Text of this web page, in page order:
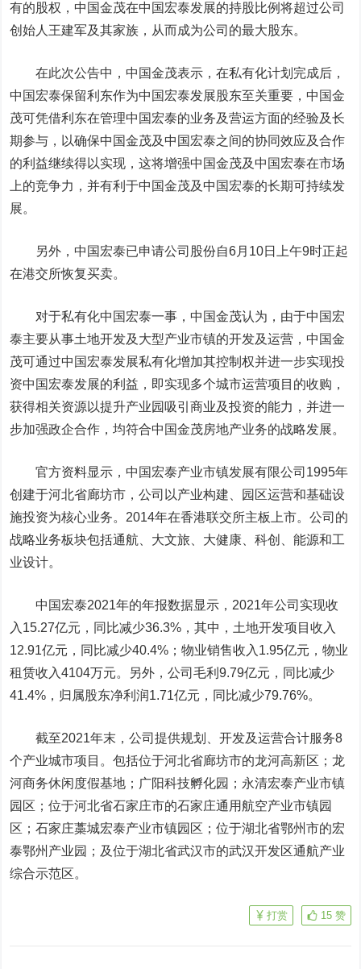
有的股权，中国金茂在中国宏泰发展的持股比例将超过公司
创始人王建军及其家族，从而成为公司的最大股东。
在此次公告中，中国金茂表示，在私有化计划完成后，
中国宏泰保留利东作为中国宏泰发展股东至关重要，中国金
茂可凭借利东在管理中国宏泰的业务及营运方面的经验及长
期参与，以确保中国金茂及中国宏泰之间的协同效应及合作
的利益继续得以实现，这将增强中国金茂及中国宏泰在市场
上的竞争力，并有利于中国金茂及中国宏泰的长期可持续发
展。
另外，中国宏泰已申请公司股份自6月10日上午9时正起
在港交所恢复买卖。
对于私有化中国宏泰一事，中国金茂认为，由于中国宏
泰主要从事土地开发及大型产业市镇的开发及运营，中国金
茂可通过中国宏泰发展私有化增加其控制权并进一步实现投
资中国宏泰发展的利益，即实现多个城市运营项目的收购，
获得相关资源以提升产业园吸引商业及投资的能力，并进一
步加强政企合作，均符合中国金茂房地产业务的战略发展。
官方资料显示，中国宏泰产业市镇发展有限公司1995年
创建于河北省廊坊市，公司以产业构建、园区运营和基础设
施投资为核心业务。2014年在香港联交所主板上市。公司的
战略业务板块包括通航、大文旅、大健康、科创、能源和工
业设计。
中国宏泰2021年的年报数据显示，2021年公司实现收
入15.27亿元，同比减少36.3%，其中，土地开发项目收入
12.91亿元，同比减少40.4%；物业销售收入1.95亿元，物业
租赁收入4104万元。另外，公司毛利9.79亿元，同比减少
41.4%，归属股东净利润1.71亿元，同比减少79.76%。
截至2021年末，公司提供规划、开发及运营合计服务8
个产业城市项目。包括位于河北省廊坊市的龙河高新区；龙
河商务休闲度假基地；广阳科技孵化园；永清宏泰产业市镇
园区；位于河北省石家庄市的石家庄通用航空产业市镇园
区；石家庄藁城宏泰产业市镇园区；位于湖北省鄂州市的宏
泰鄂州产业园；及位于湖北省武汉市的武汉开发区通航产业
综合示范区。
15 赞
打赏